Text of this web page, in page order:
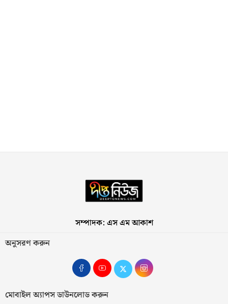
সম্পাদক: এস এম আকাশ
অনুসরণ করুন
মোবাইল অ্যাপস ডাউনলোড করুন